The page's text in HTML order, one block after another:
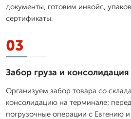
документы, готовим инвойс,
сертификаты.
03
Забор груза и консолидация
Организуем забор товара со
консолидацию на терминале;
погрузочные операции с Евгению